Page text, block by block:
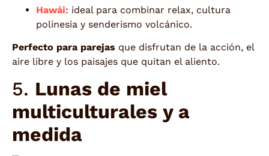
Hawái: ideal para combinar relax, cultura
polinesia y senderismo volcánico.
Perfecto para parejas que disfrutan de la acción, el
aire libre y los paisajes que quitan el aliento.
5. Lunas de miel
multiculturales y a
medida